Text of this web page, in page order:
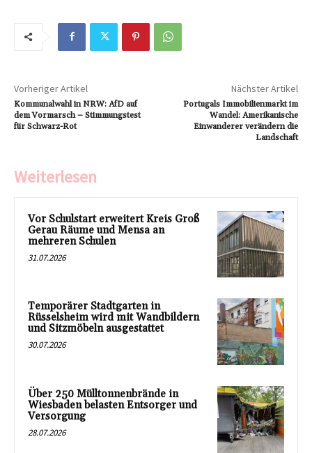
Vorheriger Artikel
Kommunalwahl in NRW: AfD auf
dem Vormarsch – Stimmungstest
für Schwarz-Rot
Nächster Artikel
Portugals Immobilienmarkt im
Wandel: Amerikanische
Einwanderer verändern die
Landschaft
Weiterlesen
Vor Schulstart erweitert Kreis Groß
Gerau Räume und Mensa an
mehreren Schulen
31.07.2026
Temporärer Stadtgarten in
Rüsselsheim wird mit Wandbildern
und Sitzmöbeln ausgestattet
30.07.2026
Über 250 Mülltonnenbrände in
Wiesbaden belasten Entsorger und
Versorgung
28.07.2026